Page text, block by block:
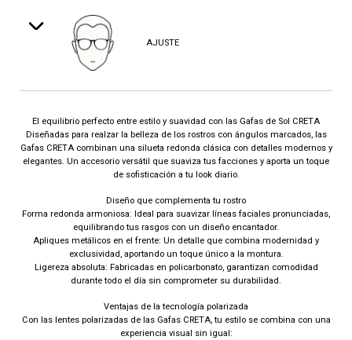
AJUSTE
El equilibrio perfecto entre estilo y suavidad con las Gafas de Sol CRETA
Diseñadas para realzar la belleza de los rostros con ángulos marcados, las
Gafas CRETA combinan una silueta redonda clásica con detalles modernos y
elegantes. Un accesorio versátil que suaviza tus facciones y aporta un toque
de sofisticación a tu look diario.
Diseño que complementa tu rostro
Forma redonda armoniosa: Ideal para suavizar líneas faciales pronunciadas,
equilibrando tus rasgos con un diseño encantador.
Apliques metálicos en el frente: Un detalle que combina modernidad y
exclusividad, aportando un toque único a la montura.
Ligereza absoluta: Fabricadas en policarbonato, garantizan comodidad
durante todo el día sin comprometer su durabilidad.
Ventajas de la tecnología polarizada
Con las lentes polarizadas de las Gafas CRETA, tu estilo se combina con una
experiencia visual sin igual: